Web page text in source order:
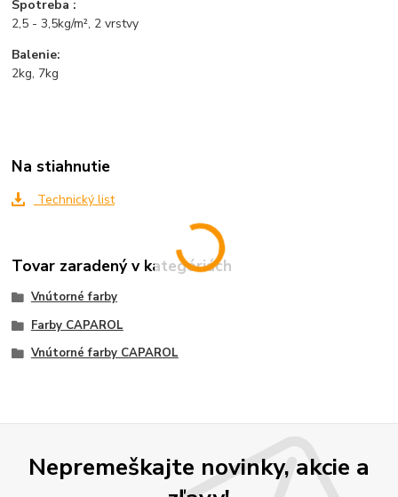
Spotreba :
2,5 - 3,5kg/m², 2 vrstvy
Balenie:
2kg, 7kg
Na stiahnutie
Technický list
Tovar zaradený v kategóriách
Vnútorné farby
Farby CAPAROL
Vnútorné farby CAPAROL
Nepremeškajte novinky, akcie a